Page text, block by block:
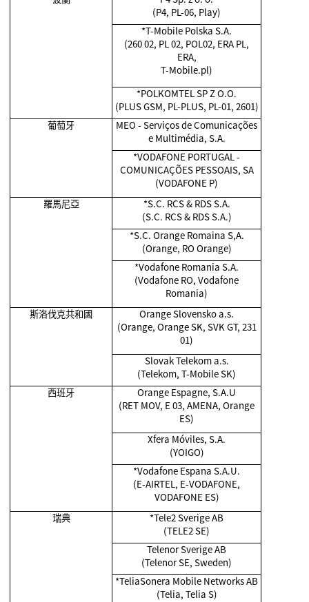
(P4, PL-06, Play)
*T-Mobile Polska S.A.
(260 02, PL 02, POL02, ERA PL,
ERA,
T-Mobile.pl)
*POLKOMTEL SP Z O.O.
(PLUS GSM, PL-PLUS, PL-01, 2601)
葡萄牙
MEO - Serviços de Comunicações
e Multimédia, S.A.
*VODAFONE PORTUGAL -
COMUNICAÇÕES PESSOAIS, SA
(VODAFONE P)
羅馬尼亞
*S.C. RCS & RDS S.A.
(S.C. RCS & RDS S.A.)
*S.C. Orange Romaina S,A.
(Orange, RO Orange)
*Vodafone Romania S.A.
(Vodafone RO, Vodafone
Romania)
斯洛伐克共和國
Orange Slovensko a.s.
(Orange, Orange SK, SVK GT, 231
01)
Slovak Telekom a.s.
(Telekom, T-Mobile SK)
西班牙
Orange Espagne, S.A.U
(RET MOV, E 03, AMENA, Orange
ES)
Xfera Móviles, S.A.
(YOIGO)
*Vodafone Espana S.A.U.
(E-AIRTEL, E-VODAFONE,
VODAFONE ES)
瑞典
*Tele2 Sverige AB
(TELE2 SE)
Telenor Sverige AB
(Telenor SE, Sweden)
*TeliaSonera Mobile Networks AB
(Telia, Telia S)